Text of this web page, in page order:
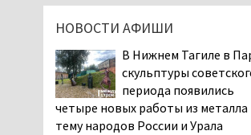
06.08.2026 13:02
В Нижнем Тагиле на
дня запретят
электросамокаты
06.08.2026 11:41
«Я уверен, это
вошь». Родители 10-
НОВОСТИ АФИШИ
В Нижнем Тагиле в
скульптуры
периода появились
четыре новых работы из металла
тему народов России и Урала